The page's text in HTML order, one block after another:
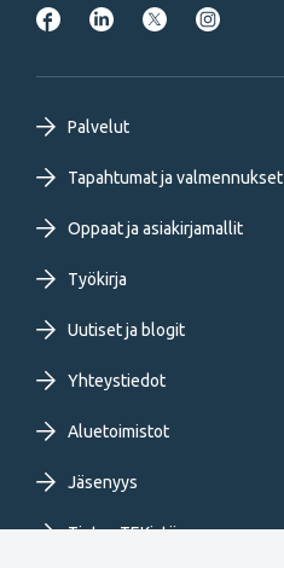
Footer
primary
menu
FI
Palvelut
Tapahtumat ja valmennukset
Oppaat ja asiakirjamallit
Työkirja
Uutiset ja blogit
Yhteystiedot
Aluetoimistot
Jäsenyys
Tietoa TEKistä